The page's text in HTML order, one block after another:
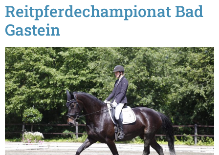
Reitpferdechampionat Bad
Gastein